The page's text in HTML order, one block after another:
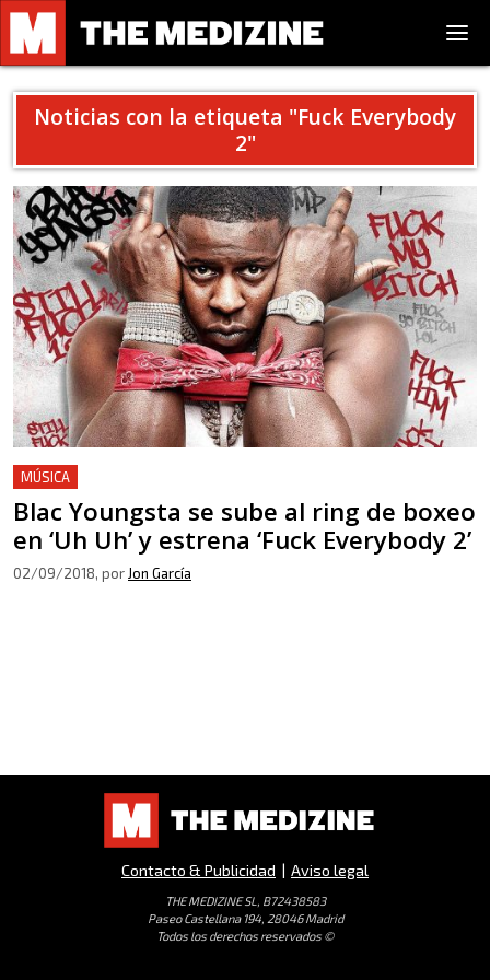
Noticias con la etiqueta "Fuck Everybody
2"
MÚSICA
Blac Youngsta se sube al ring de boxeo
en ‘Uh Uh’ y estrena ‘Fuck Everybody 2’
02/09/2018, por Jon García
Contacto & Publicidad | Aviso legal
THE MEDIZINE SL, B72438583
Paseo Castellana 194, 28046 Madrid
Todos los derechos reservados ©